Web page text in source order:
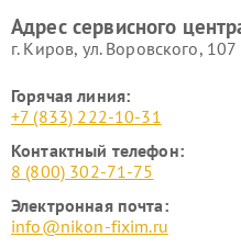
Адрес сервисного
г. Киров, ул. Воровского, 107
Горячая линия:
+7 (833) 222-10-31
Контактный телефон:
8 (800) 302-71-75
Электронная почта:
info@nikon-fixim.ru